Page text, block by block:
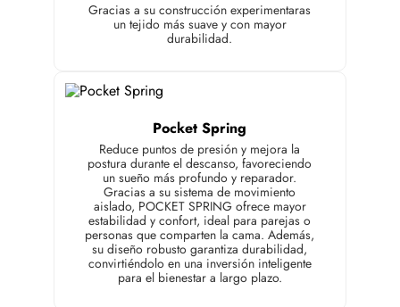
Gracias a su construcción experimentaras
un tejido más suave y con mayor
durabilidad.
Pocket Spring
Reduce puntos de presión y mejora la
postura durante el descanso, favoreciendo
un sueño más profundo y reparador.
Gracias a su sistema de movimiento
aislado, POCKET SPRING ofrece mayor
estabilidad y confort, ideal para parejas o
personas que comparten la cama. Además,
su diseño robusto garantiza durabilidad,
convirtiéndolo en una inversión inteligente
para el bienestar a largo plazo.